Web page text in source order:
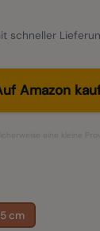
schneller
Amazon
eine kleine
cm